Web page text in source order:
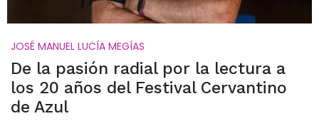
JOSÉ MANUEL LUCÍA MEGÍAS
De la pasión radial por la lectura a
los 20 años del Festival Cervantino
de Azul